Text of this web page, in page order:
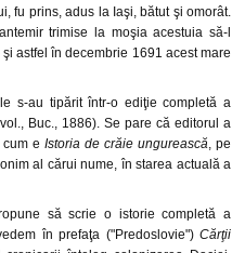
fu prins, adus la Iaşi, bătut şi omorât.
trimise la moşia acestuia să-l
astfel în decembrie 1691 acest mare
s-au tipărit într-o ediţie completă a
Buc., 1886). Se pare că editorul a
e Istoria de crăie ungurească, pe
al cărui nume, în starea actuală a
să scrie o istorie completă a
în prefaţa ("Predoslovie") Cărţii